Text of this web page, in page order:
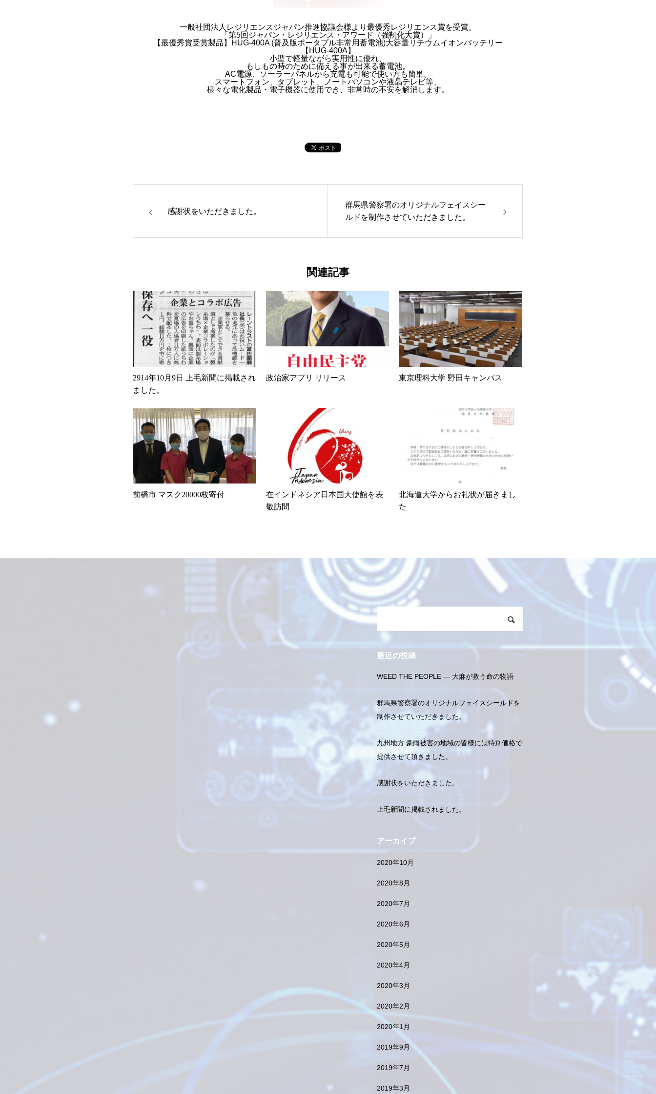
一般社団法人レジリエンスジャパン推進協議会様より最優秀レジリエンス賞を受賞。
「第5回ジャパン・レジリエンス・アワード（強靭化大賞）」
【最優秀賞受賞製品】HUG-400A (普及版ポータブル非常用蓄電池)大容量リチウムイオンバッテリー
【HUG-400A】
小型で軽量ながら実用性に優れ、
もしもの時のために備える事が出来る蓄電池。
AC電源、ソーラーパネルから充電も可能で使い方も簡単。
スマートフォン、タブレット、ノートパソコンや液晶テレビ等、
様々な電化製品・電子機器に使用でき、非常時の不安を解消します。
感謝状をいただきました。
群馬県警察署のオリジナルフェイスシー
ルドを制作させていただきました。
関連記事
2914年10月9日 上毛新聞に掲載され
ました。
政治家アプリ リリース 東京理科大学 野田キャンパス
前橋市 マスク20000枚寄付
在インドネシア日本国大使館を表
敬訪問
北海道大学からお礼状が届きまし
た
最近の投稿
WEED THE PEOPLE — 大麻が救う命の物語
群馬県警察署のオリジナルフェイスシールドを
制作させていただきました。
九州地方 豪雨被害の地域の皆様には特別価格で
提供させて頂きました。
感謝状をいただきました。
上毛新聞に掲載されました。
アーカイブ
2020年10月
2020年8月
2020年7月
2020年6月
2020年5月
2020年4月
2020年3月
2020年2月
2020年1月
2019年9月
2019年7月
2019年3月